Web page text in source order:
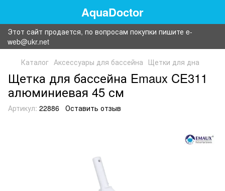
AquaDoctor
Этот сайт продается, по вопросам покупки пишите e-
web@ukr.net
Каталог Аксессуары для бассейна Щетки для дна
Щетка для бассейна Emaux CE311
алюминиевая 45 см
Артикул: 22886 Оставить отзыв